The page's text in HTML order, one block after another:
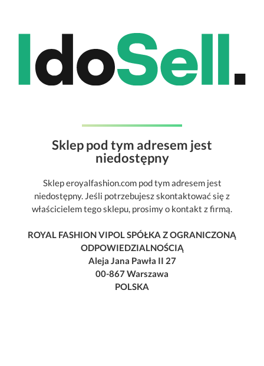
Sklep pod tym adresem jest
niedostępny
Sklep eroyalfashion.com pod tym adresem jest
niedostępny. Jeśli potrzebujesz skontaktować się z
właścicielem tego sklepu, prosimy o kontakt z firmą.
ROYAL FASHION VIPOL SPÓŁKA Z OGRANICZONĄ
ODPOWIEDZIALNOŚCIĄ
Aleja Jana Pawła II 27
00-867 Warszawa
POLSKA